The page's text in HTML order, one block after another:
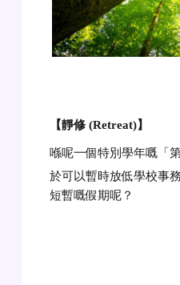
【靜修 (Retreat)】
喺呢一個特別學年嘅「
於可以暫時放低學校事
短暫嘅假期呢？